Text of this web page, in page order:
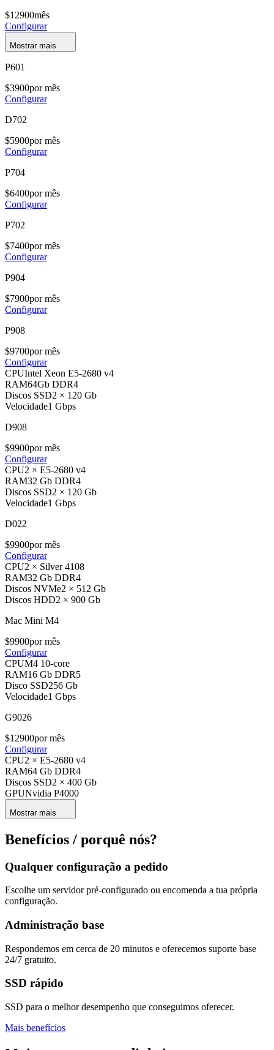
$12900mês
Configurar
Mostrar mais
P601
$3900por mês
Configurar
D702
$5900por mês
Configurar
P704
$6400por mês
Configurar
P702
$7400por mês
Configurar
P904
$7900por mês
Configurar
P908
$9700por mês
Configurar
CPUIntel Xeon E5-2680 v4
RAM64Gb DDR4
Discos SSD2 × 120 Gb
Velocidade1 Gbps
D908
$9900por mês
Configurar
CPU2 × E5-2680 v4
RAM32 Gb DDR4
Discos SSD2 × 120 Gb
Velocidade1 Gbps
D022
$9900por mês
Configurar
CPU2 × Silver 4108
RAM32 Gb DDR4
Discos NVMe2 × 512 Gb
Discos HDD2 × 900 Gb
Mac Mini M4
$9900por mês
Configurar
CPUM4 10-core
RAM16 Gb DDR5
Disco SSD256 Gb
Velocidade1 Gbps
G9026
$12900por mês
Configurar
CPU2 × E5-2680 v4
RAM64 Gb DDR4
Discos SSD2 × 400 Gb
GPUNvidia P4000
Mostrar mais
Benefícios / porquê nós?
Qualquer configuração a pedido
Escolhe um servidor pré-configurado ou encomenda a tua própria
configuração.
Administração base
Respondemos em cerca de 20 minutos e oferecemos suporte base
24/7 gratuito.
SSD rápido
SSD para o melhor desempenho que conseguimos oferecer.
Mais benefícios